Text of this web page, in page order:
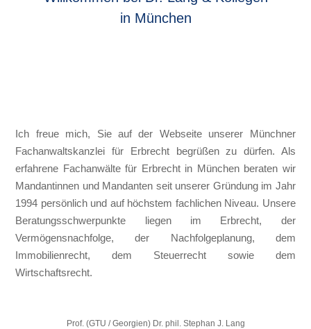
in München
Ich freue mich, Sie auf der Webseite unserer Münchner
Fachanwaltskanzlei für Erbrecht begrüßen zu dürfen. Als
erfahrene Fachanwälte für Erbrecht in München beraten wir
Mandantinnen und Mandanten seit unserer Gründung im Jahr
1994 persönlich und auf höchstem fachlichen Niveau. Unsere
Beratungsschwerpunkte liegen im Erbrecht, der
Vermögensnachfolge, der Nachfolgeplanung, dem
Immobilienrecht, dem Steuerrecht sowie dem
Wirtschaftsrecht.
Prof. (GTU / Georgien) Dr. phil. Stephan J. Lang